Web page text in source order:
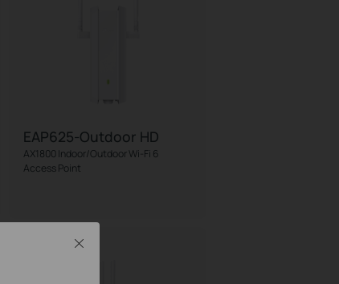
EAP625-Outdoor HD
AX1800 Indoor/Outdoor Wi-Fi 6
Access Point
Close